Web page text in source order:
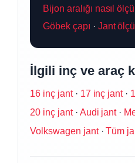
Bijon aralığı nasıl
Göbek çapı · Jant
İlgili inç ve araç
16 inç jant· 17 inç jant·
20 inç jant· Audi jant·
Volkswagen jant·Tüm